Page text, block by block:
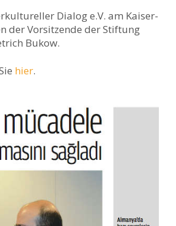
Dialog e.V. am Kaiser-
der Vorsitzende der Stiftung
Bukow.
hier.